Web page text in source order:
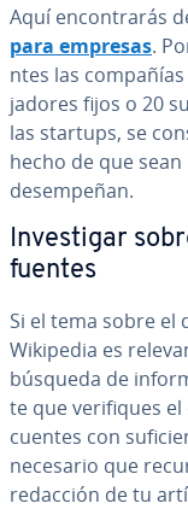
Aquí en­co­n­tra­rás
para empresas.
n­tes las
ja­do­res fijos o 20
las startups, se
hecho de que
de­sem­pe­ñan.
In­ve­s­ti­gar
fuentes
Si el tema sobre el
Wikipedia es
búsqueda de
te que ve­ri­fi­ques
cuentes con
necesario que
redacción de tu